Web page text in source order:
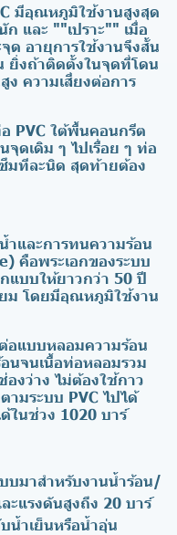
มีอุณหภูมิใช้งานสูงสุด
และ ""เปราะ"" เมื่อ
ด อายุการใช้งานจึงสั้น
ยิ่งถ้าติดตั้งในจุดที่โดน
ง ความเสี่ยงต่อการ
PVC ใต้พื้นคอนกรีต
ดเดิม ๆ ไปเรื่อย ๆ ท่อ
มทีละนิด สุดท้ายต้อง
ำและการทนความร้อน
คือพระเอกของระบบ
บบให้ยาวกว่า 50 ปี
ยม โดยมีอุณหภูมิใช้งาน
อแบบหลอมความร้อน
นจนเนื้อท่อหลอมรวม
องว่าง ไม่ต้องใช้กาว
มระบบ PVC ไปได้
ในช่วง 1020 บาร์
บมาสำหรับงานน้ำร้อน/
แรงดันสูงถึง 20 บาร์
น้ำเย็นหรือน้ำอุ่น